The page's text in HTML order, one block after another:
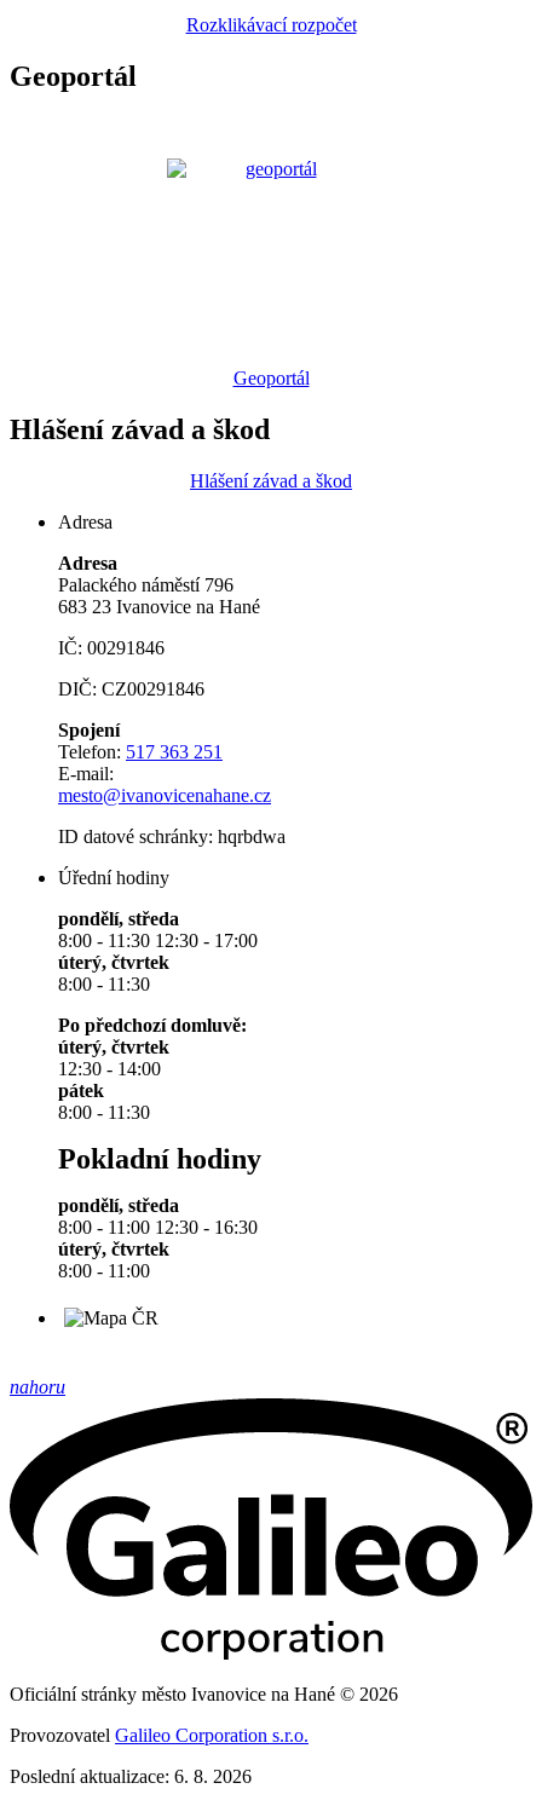
Rozklikávací rozpočet
Geoportál
Geoportál
Hlášení závad a škod
Hlášení závad a škod
Adresa
Adresa
Palackého náměstí 796
683 23 Ivanovice na Hané
IČ: 00291846
DIČ: CZ00291846
Spojení
Telefon: 517 363 251
E-mail:
mesto@ivanovicenahane.cz
ID datové schránky: hqrbdwa
Úřední hodiny
pondělí, středa
8:00 - 11:30 12:30 - 17:00
úterý, čtvrtek
8:00 - 11:30
Po předchozí domluvě:
úterý, čtvrtek
12:30 - 14:00
pátek
8:00 - 11:30
Pokladní hodiny
pondělí, středa
8:00 - 11:00 12:30 - 16:30
úterý, čtvrtek
8:00 - 11:00
nahoru
Oficiální stránky město Ivanovice na Hané © 2026
Provozovatel Galileo Corporation s.r.o.
Poslední aktualizace: 6. 8. 2026